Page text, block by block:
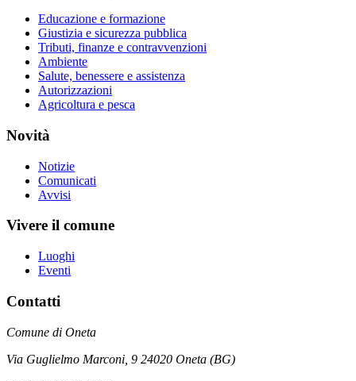
Educazione e formazione
Giustizia e sicurezza pubblica
Tributi, finanze e contravvenzioni
Ambiente
Salute, benessere e assistenza
Autorizzazioni
Agricoltura e pesca
Novità
Notizie
Comunicati
Avvisi
Vivere il comune
Luoghi
Eventi
Contatti
Comune di Oneta
Via Guglielmo Marconi, 9 24020 Oneta (BG)